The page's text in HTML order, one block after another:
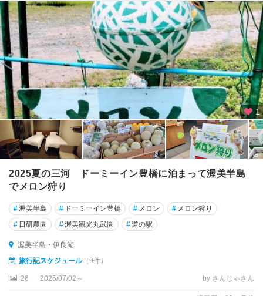
1
2025夏の三河 ドーミーイン豊橋に泊まって渥美半島
でメロン狩り
#渥美半島 # ドーミーイン豊橋 # メロン # メロン狩り
# 日研農園 #渥美観光丸武園 #道の駅
渥美半島・伊良湖
旅行記スケジュール（9件）
26 2025/07/02～ by さんじゃさん